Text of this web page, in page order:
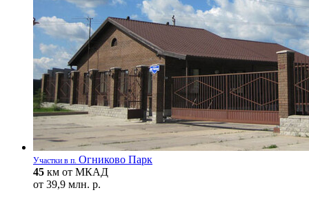
Участки в п. Огниково Парк
45 км от МКАД
от 39,9 млн. р.